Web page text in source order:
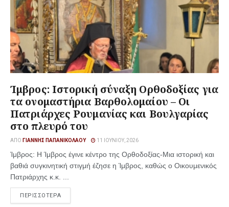
Ίμβρος: Ιστορική σύναξη Ορθοδοξίας για
τα ονομαστήρια Βαρθολομαίου – Οι
Πατριάρχες Ρουμανίας και Βουλγαρίας
στο πλευρό του
ΑΠΌ ΓΙΆΝΝΗΣ ΠΑΠΑΝΙΚΟΛΆΟΥ 11 ΙΟΥΝΊΟΥ, 2026
Ίμβρος: Η Ίμβρος έγινε κέντρο της Ορθοδοξίας-Μια ιστορική και
βαθιά συγκινητική στιγμή έζησε η Ίμβρος, καθώς ο Οικουμενικός
Πατριάρχης κ.κ. ...
ΠΕΡΙΣΣΟΤΕΡΑ